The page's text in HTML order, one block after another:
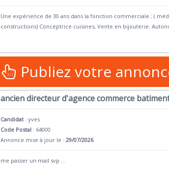
Une expérience de 30 ans dans la fonction commerciale ; (
constructions) Conceptrice cuisines, Vente en bijouterie.
Publiez votre
ancien directeur d'agence commerce
Candidat :yves
Code Postal : 64000
Annonce mise à jour le :29/07/2026
me passer un mail svp ...